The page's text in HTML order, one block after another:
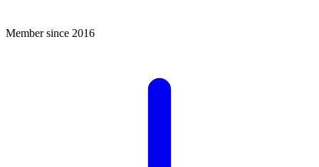
Member since 2016